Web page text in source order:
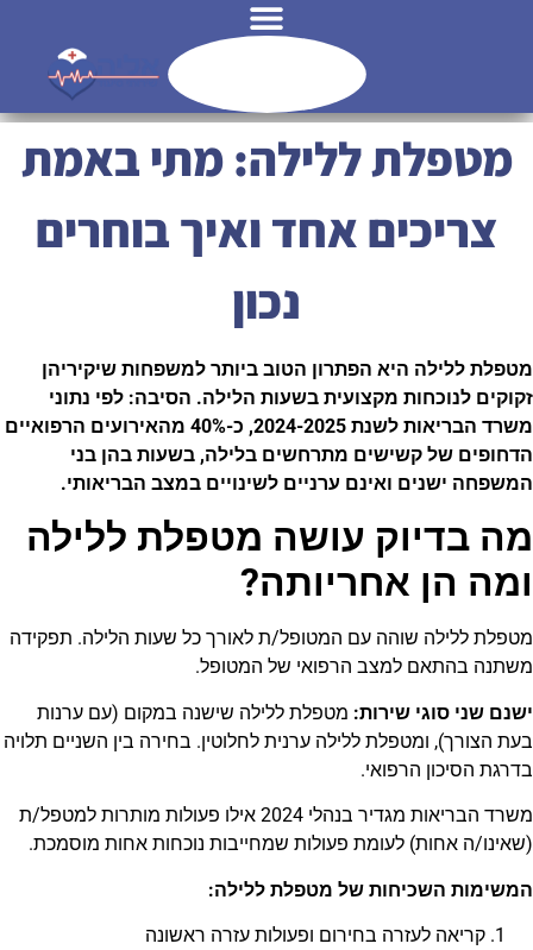
מטפלת ללילה: מתי באמת
צריכים אחד ואיך בוחרים
נכון
מטפלת ללילה היא הפתרון הטוב ביותר למשפחות שיקיריהן
זקוקים לנוכחות מקצועית בשעות הלילה. הסיבה: לפי נתוני
משרד הבריאות לשנת 2024-2025, כ-40% מהאירועים הרפואיים
הדחופים של קשישים מתרחשים בלילה, בשעות בהן בני
המשפחה ישנים ואינם ערניים לשינויים במצב הבריאותי.
מה בדיוק עושה מטפלת ללילה
ומה הן אחריותה?
מטפלת ללילה שוהה עם המטופל/ת לאורך כל שעות הלילה. תפקידה
משתנה בהתאם למצב הרפואי של המטופל.
ישנם שני סוגי שירות: מטפלת ללילה שישנה במקום (עם ערנות
בעת הצורך), ומטפלת ללילה ערנית לחלוטין. בחירה בין השניים תלויה
בדרגת הסיכון הרפואי.
משרד הבריאות מגדיר בנהלי 2024 אילו פעולות מותרות למטפל/ת
(שאינו/ה אחות) לעומת פעולות שמחייבות נוכחות אחות מוסמכת.
המשימות השכיחות של מטפלת ללילה:
קריאה לעזרה בחירום ופעולות עזרה ראשונה